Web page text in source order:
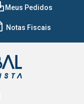
Meus Pedidos
Notas Fiscais